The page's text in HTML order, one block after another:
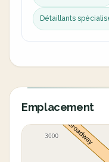
Détaillants
Emplacement